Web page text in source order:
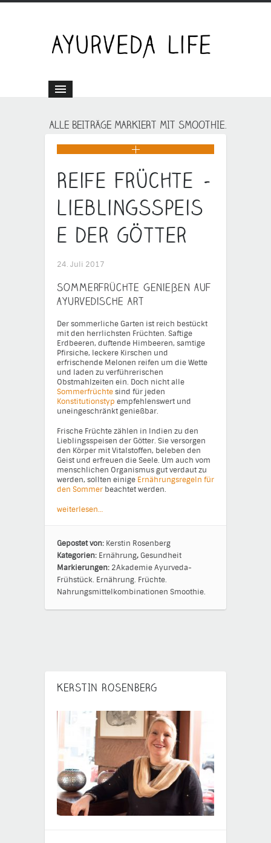
ALLE BEITRÄGE MARKIERT MIT SMOOTHIE.
Reife Früchte –
Lieblingsspeis
e der Götter
24. Juli 2017
Sommerfrüchte genießen auf
ayurvedische Art
Der sommerliche Garten ist reich bestückt
mit den herrlichsten Früchten. Saftige
Erdbeeren, duftende Himbeeren, samtige
Pfirsiche, leckere Kirschen und
erfrischende Melonen reifen um die Wette
und laden zu verführerischen
Obstmahlzeiten ein. Doch nicht alle
Sommerfrüchtesind für jeden
Konstitutionstyp empfehlenswert und
uneingeschränkt genießbar.
Frische Früchte zählen in Indien zu den
Lieblingsspeisen der Götter. Sie versorgen
den Körper mit Vitalstoffen, beleben den
Geist und erfreuen die Seele. Um auch vom
menschlichen Organismus gut verdaut zu
werden, sollten einige Ernährungsregeln für
den Sommer beachtet werden.
weiterlesen…
Gepostet von: Kerstin Rosenberg
Kategorien: Ernährung, Gesundheit
Markierungen: 2AkademieAyurveda-
Frühstück. Ernährung. Früchte.
Nahrungsmittelkombinationen Smoothie.
KERSTIN ROSENBERG